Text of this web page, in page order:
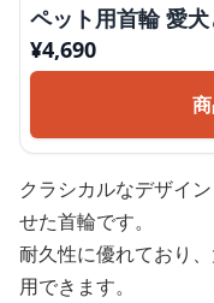
ペッ
¥4,690
クラシカルなデザイ
せた首輪です。
耐久性に優れており
用できます。